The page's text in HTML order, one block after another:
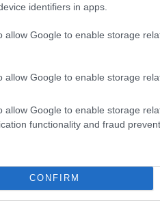
identifiers in apps.
allow Google to enable storage
allow Google to enable storage
allow Google to enable storage
functionality and fraud
CONFIRM